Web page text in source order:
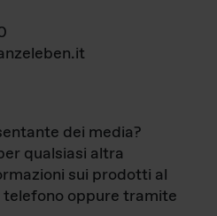
dei media?
qualsiasi altra
sui prodotti al
oppure tramite